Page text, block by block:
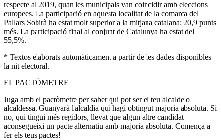
respecte al 2019, quan les municipals van coincidir amb eleccions
europees. La participació en aquesta localitat de la comarca del
Pallars Sobirà ha estat molt superior a la mitjana catalana: 20,9 punts
més. La participació final al conjunt de Catalunya ha estat del
55,5%.
* Textos elaborats automàticament a partir de les dades disponibles
la nit electoral.
EL PACTÒMETRE
Juga amb el pactòmetre per saber qui pot ser el teu alcalde o
alcaldessa. Guanyarà l'alcaldia qui hagi obtingut majoria absoluta. Si
no, qui tingui més regidors, llevat que algun altre candidat
aconsegueixi un pacte alternatiu amb majoria absoluta. Comença a
fer els teus pactes!